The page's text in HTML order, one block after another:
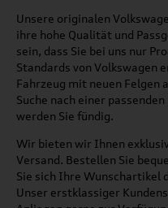
Unsere originalen
ihre hohe Qualität und
sein, dass Sie bei uns nur
Standards von Volkswagen
Fahrzeug mit neuen Felgen
Suche nach einer
werden Sie fündig.
Wir bieten wir Ihnen
Versand. Bestellen Sie
Sie sich Ihre Wunschartikel
Unser erstklassiger